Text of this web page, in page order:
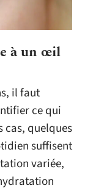
à un œil
il faut
ce qui
cas, quelques
suffisent
variée,